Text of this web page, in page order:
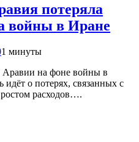
потеряла
войны в Иране
1 минуты
на фоне войны в
о потерях, связанных с
расходов….